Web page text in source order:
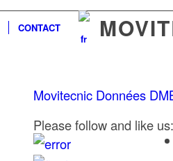
CONTACT
Movitecnic Données
Please follow and like us: